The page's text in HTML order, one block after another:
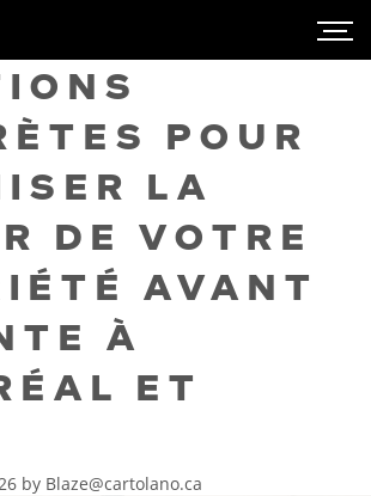
POUR
LA
DE VOTRE
AVANT
À
ET
by Blaze@cartolano.ca